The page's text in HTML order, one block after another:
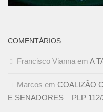
COMENTÁRIOS
Francisco Vianna em A
Marcos em COALIZÃO
E SENADORES – PLP